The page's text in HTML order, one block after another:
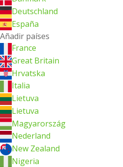
Deutschland
España
Añadir países
France
Great Britain
Hrvatska
Italia
Lietuva
Lietuva
Magyarország
Nederland
New Zealand
Nigeria